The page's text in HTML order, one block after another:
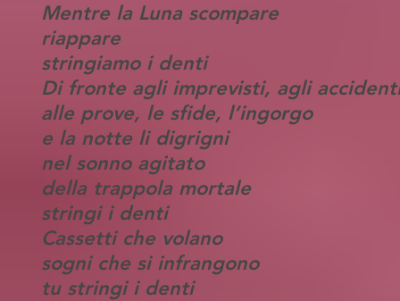
Mentre la Luna scompare
riappare
stringiamo i denti
Di fronte agli imprevisti, agli
alle prove, le sfide, l’ingorgo
e la notte li digrigni
nel sonno agitato
della trappola mortale
stringi i denti
Cassetti che volano
sogni che si infrangono
tu stringi i denti